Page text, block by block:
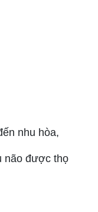
nhu hòa,
não được thọ